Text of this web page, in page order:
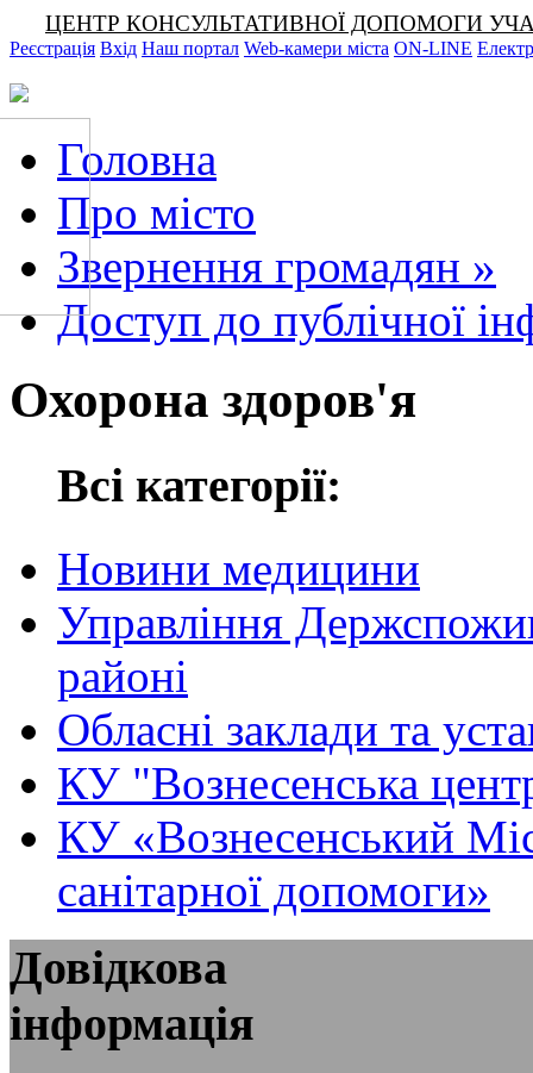
ЦЕНТР КОНСУЛЬТАТИВНОЇ ДОПОМОГИ
Реєстрація Вхід Наш портал Web-камери міста ON-LINE
Головна
Про місто
Звернення громадян »
Доступ до публічної
Охорона здоров'я
Всі категорії:
Новини медицини
Управління
районі
Обласні заклади та
КУ "Вознесенська
КУ «Вознесенський
санітарної допомоги»
Довідкова
інформація